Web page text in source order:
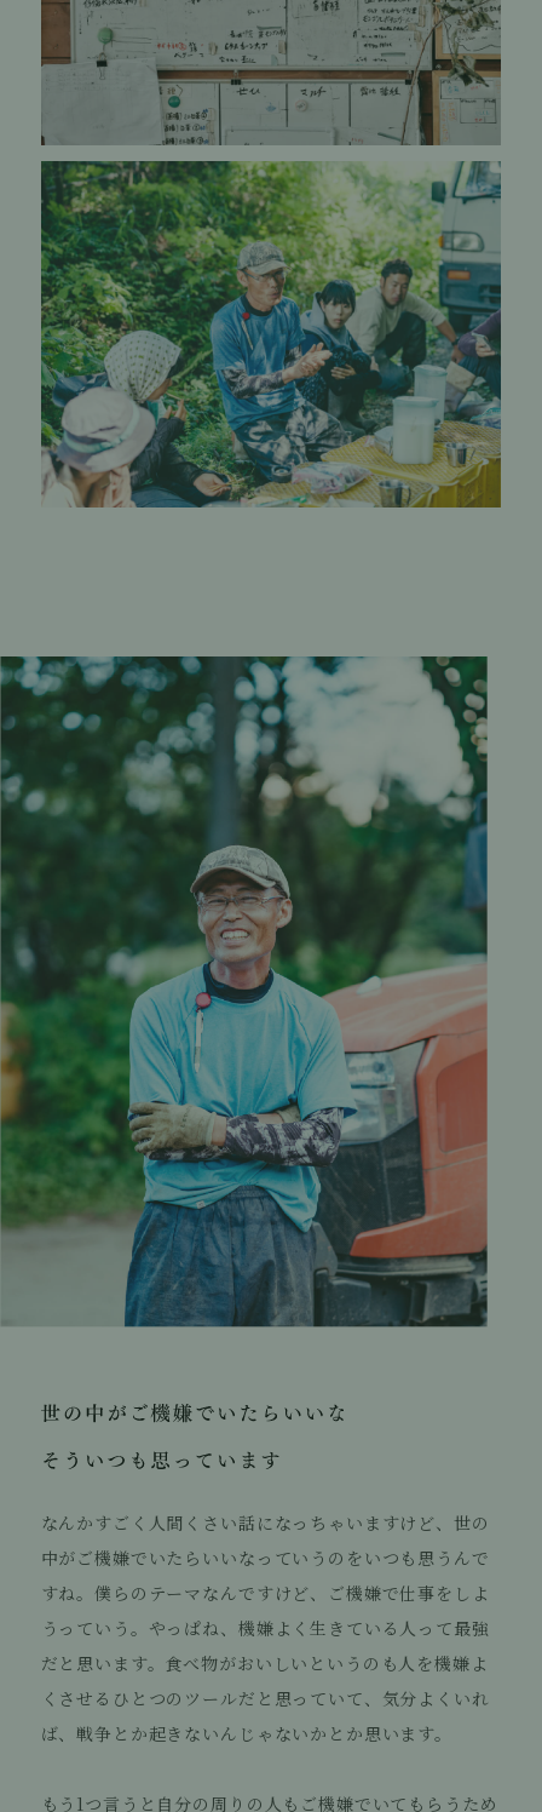
なんかすごく人間くさい話になっちゃいますけど、世の
中がご機嫌でいたらいいなっていうのをいつも思うんで
すね。僕らのテーマなんですけど、ご機嫌で仕事をしよ
うっていう。やっぱね、機嫌よく生きている人って最強
だと思います。食べ物がおいしいというのも人を機嫌よ
くさせるひとつのツールだと思っていて、気分よくいれ
ば、戦争とか起きないんじゃないかとか思います。
もう1つ言うと自分の周りの人もご機嫌でいてもらうため